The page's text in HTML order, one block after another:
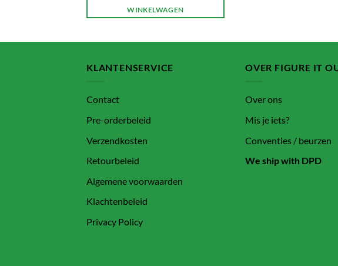
WINKELWAGEN
KLANTENSERVICE
Contact
Pre-orderbeleid
Verzendkosten
Retourbeleid
Algemene voorwaarden
Klachtenbeleid
Privacy Policy
OVER FIGURE IT
Over ons
Mis je iets?
Conventies / beurzen
We ship with DPD